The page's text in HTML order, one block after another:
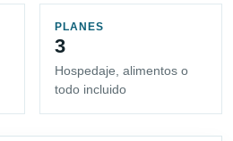
PLANES
3
Hospedaje, alimentos o
todo incluido